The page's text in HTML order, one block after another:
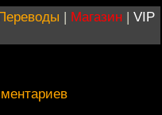
| Магазин | VIP